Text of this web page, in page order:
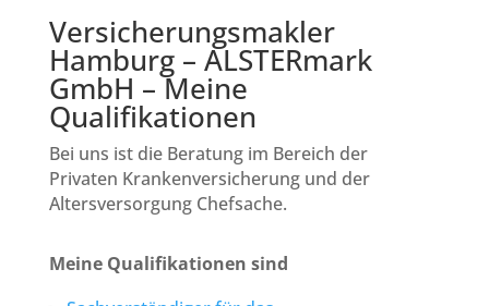
Versicherungsmakler
Hamburg – ALSTERmark
GmbH – Meine
Qualifikationen
Bei uns ist die Beratung im Bereich der
Privaten Krankenversicherung und der
Altersversorgung Chefsache.
Meine Qualifikationen sind